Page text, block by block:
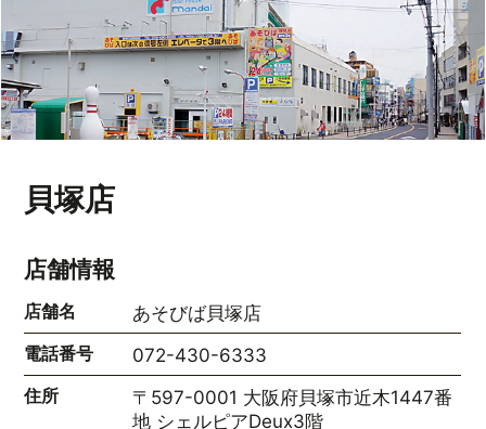
貝塚店
店舗情報
店舗名 あそびば貝塚店
電話番号 072-430-6333
住所
〒597-0001 大阪府貝塚市近木1447番
地 シェルピアDeux3階